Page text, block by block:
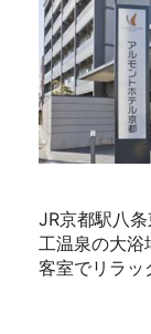
JR京都駅八
工温泉の大
客室でリラッ